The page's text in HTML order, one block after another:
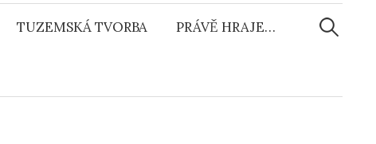
TUZEMSKÁ TVORBA PRÁVĚ HRAJE…